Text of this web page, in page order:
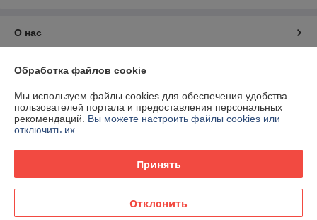
О нас
Контакты
Доставка и оплата
График работы
Политика обработки cookies
Обработка файлов cookie
Мы используем файлы cookies для обеспечения удобства
пользователей портала и предоставления персональных
рекомендаций. Вы можете настроить файлы cookies или
отключить их.
Принять
Отклонить